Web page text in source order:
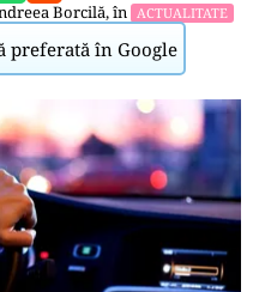
Borcilă, în ACTUALITATE
preferată în Google